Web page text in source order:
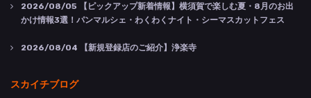
2026/08/05 【ピックアップ新着情報】横須賀で楽しむ夏・8月のお出
かけ情報3選！パンマルシェ・わくわくナイト・シーマスカットフェス
2026/08/04 【新規登録店のご紹介】浄楽寺
スカイチブログ